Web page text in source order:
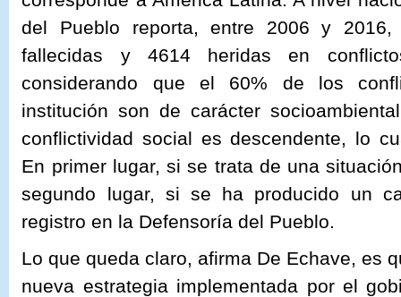
del Pueblo reporta, entre 2006 y
fallecidas y 4614 heridas en
considerando que el 60% de los
institución son de carácter
conflictividad social es descendente, lo
En primer lugar, si se trata de una
segundo lugar, si se ha producido un
registro en la Defensoría del Pueblo.
Lo que queda claro, afirma De Echave, es
nueva estrategia implementada por el